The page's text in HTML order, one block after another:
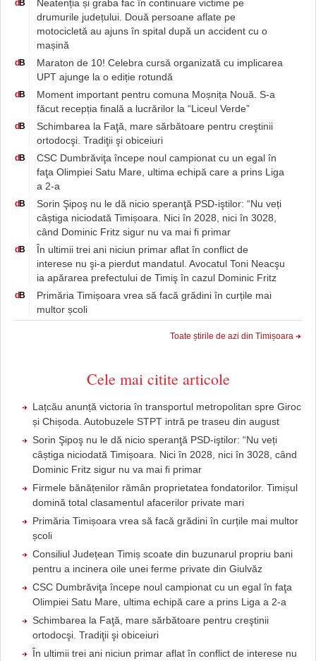
dB
Neatenția și graba fac în continuare victime pe
drumurile județului. Două persoane aflate pe
motocicletă au ajuns în spital după un accident cu o
mașină
dB
Maraton de 10! Celebra cursă organizată cu implicarea
UPT ajunge la o ediție rotundă
dB
Moment important pentru comuna Moșnița Nouă. S-a
făcut recepția finală a lucrărilor la “Liceul Verde”
dB
Schimbarea la Faţă, mare sărbătoare pentru creştinii
ortodocşi. Tradiţii şi obiceiuri
dB
CSC Dumbrăviţa începe noul campionat cu un egal în
faţa Olimpiei Satu Mare, ultima echipă care a prins Liga
a 2-a
dB
Sorin Şipoş nu le dă nicio speranţă PSD-iştilor: “Nu veți
câștiga niciodată Timișoara. Nici în 2028, nici în 3028,
când Dominic Fritz sigur nu va mai fi primar
dB
În ultimii trei ani niciun primar aflat în conflict de
interese nu şi-a pierdut mandatul. Avocatul Toni Neacşu
ia apărarea prefectului de Timiş în cazul Dominic Fritz
dB
Primăria Timișoara vrea să facă grădini în curțile mai
multor școli
Toate știrile de azi din Timișoara
Cele mai citite articole
Lațcău anunță victoria în transportul metropolitan spre Giroc
și Chișoda. Autobuzele STPT intră pe traseu din august
Sorin Şipoş nu le dă nicio speranţă PSD-iştilor: “Nu veți
câștiga niciodată Timișoara. Nici în 2028, nici în 3028, când
Dominic Fritz sigur nu va mai fi primar
Firmele bănățenilor rămân proprietatea fondatorilor. Timișul
domină total clasamentul afacerilor private mari
Primăria Timișoara vrea să facă grădini în curțile mai multor
școli
Consiliul Județean Timiș scoate din buzunarul propriu bani
pentru a incinera oile unei ferme private din Giulvăz
CSC Dumbrăviţa începe noul campionat cu un egal în faţa
Olimpiei Satu Mare, ultima echipă care a prins Liga a 2-a
Schimbarea la Faţă, mare sărbătoare pentru creştinii
ortodocşi. Tradiţii şi obiceiuri
În ultimii trei ani niciun primar aflat în conflict de interese nu